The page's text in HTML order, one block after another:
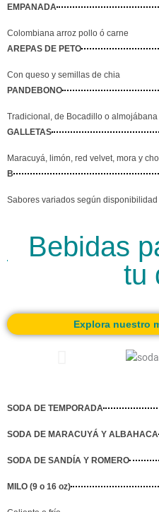
EMPANADA
Colombiana arroz pollo ó carne
AREPAS DE PETO
Con queso y semillas de chia
PANDEBONO
Tradicional, de Bocadillo o almojábana
GALLETAS
Maracuyá, limón, red velvet, mora y
B
Sabores variados según disponibilidad
Bebidas
tu
Explora nuestro
SODA DE TEMPORADA
SODA DE MARACUYÁ Y ALBAHACA
SODA DE SANDÍA Y ROMERO
MILO (9 o 16 oz)